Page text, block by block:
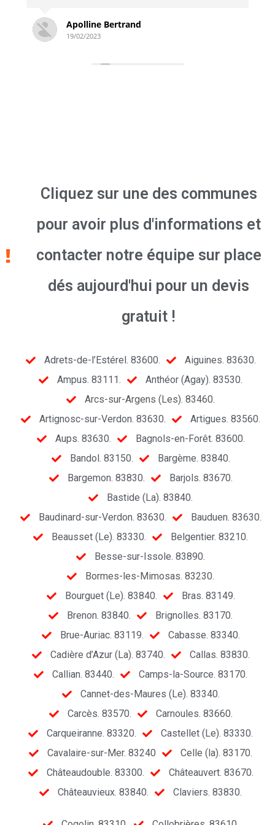
Simon Derambure
18/02/2023
Cliquez sur une des communes
pour avoir plus d'informations et
contacter notre équipe sur place
dés aujourd'hui pour un devis
gratuit !
Adrets-de-l’Estérel. 83600.
Aiguines. 83630.
Ampus. 83111.
Anthéor (Agay). 83530.
Arcs-sur-Argens (Les). 83460.
Artignosc-sur-Verdon. 83630.
Artigues. 83560.
Aups. 83630.
Bagnols-en-Forêt. 83600.
Bandol. 83150.
Bargème. 83840.
Bargemon. 83830.
Barjols. 83670.
Bastide (La). 83840.
Baudinard-sur-Verdon. 83630.
Bauduen. 83630.
Beausset (Le). 83330.
Belgentier. 83210.
Besse-sur-Issole. 83890.
Bormes-les-Mimosas. 83230.
Bourguet (Le). 83840.
Bras. 83149.
Brenon. 83840.
Brignolles. 83170.
Brue-Auriac. 83119.
Cabasse. 83340.
Cadière d’Azur (La). 83740.
Callas. 83830.
Callian. 83440.
Camps-la-Source. 83170.
Cannet-des-Maures (Le). 83340.
Carcès. 83570.
Carnoules. 83660.
Carqueiranne. 83320.
Castellet (Le). 83330.
Cavalaire-sur-Mer. 83240
Celle (la). 83170.
Châteaudouble. 83300.
Châteauvert. 83670.
Châteauvieux. 83840.
Claviers. 83830.